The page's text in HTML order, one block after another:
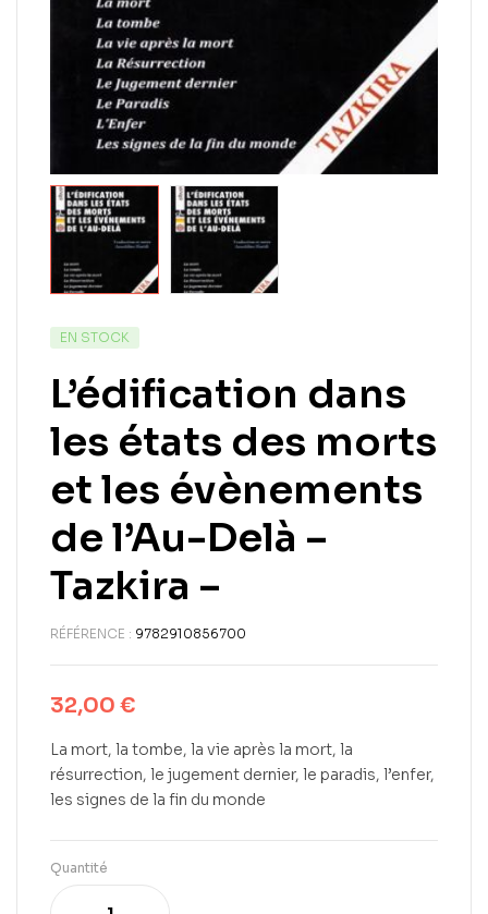
EN STOCK
L’édification dans
les états des morts
et les évènements
de l’Au-Delà –
Tazkira –
RÉFÉRENCE : 9782910856700
32,00 €
La mort, la tombe, la vie après la mort, la
résurrection, le jugement dernier, le paradis, l’enfer,
les signes de la fin du monde
Quantité